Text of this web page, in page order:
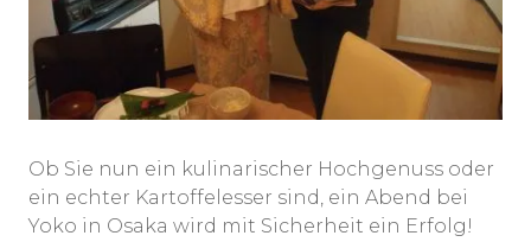
Ob Sie nun ein kulinarischer Hochgenuss oder
ein echter Kartoffelesser sind, ein Abend bei
Yoko in Osaka wird mit Sicherheit ein Erfolg!